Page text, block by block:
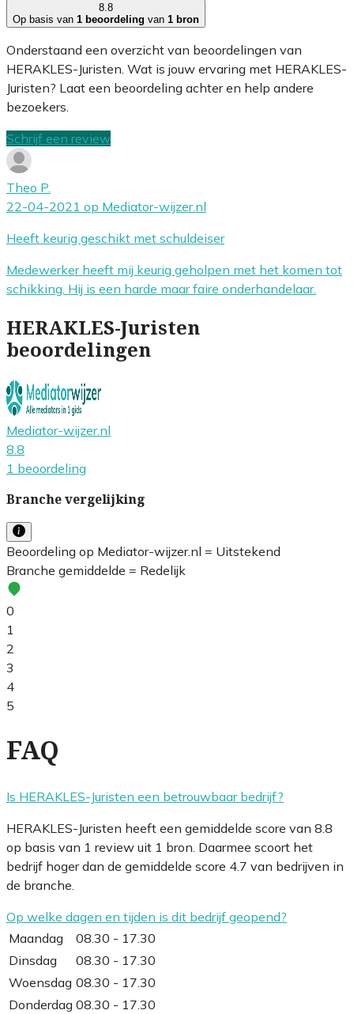
8.8
Op basis van 1 beoordeling van 1 bron
Onderstaand een overzicht van beoordelingen van
HERAKLES-Juristen. Wat is jouw ervaring met HERAKLES-
Juristen? Laat een beoordeling achter en help andere
bezoekers.
Schrijf een review
Theo P.
22-04-2021 op Mediator-wijzer.nl
Heeft keurig geschikt met schuldeiser
Medewerker heeft mij keurig geholpen met het komen tot
schikking. Hij is een harde maar faire onderhandelaar.
HERAKLES-Juristen
beoordelingen
Mediator-wijzer.nl
8.8
1 beoordeling
Branche vergelijking
Beoordeling op Mediator-wijzer.nl = Uitstekend
Branche gemiddelde = Redelijk
0
1
2
3
4
5
FAQ
Is HERAKLES-Juristen een betrouwbaar bedrijf?
HERAKLES-Juristen heeft een gemiddelde score van 8.8
op basis van 1 review uit 1 bron. Daarmee scoort het
bedrijf hoger dan de gemiddelde score 4.7 van bedrijven in
de branche.
Op welke dagen en tijden is dit bedrijf geopend?
Maandag
08.30 - 17.30
Dinsdag
08.30 - 17.30
Woensdag 08.30 - 17.30
Donderdag 08.30 - 17.30